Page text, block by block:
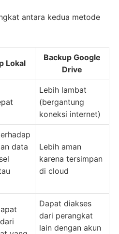
antara kedua metode
Lokal
Backup Google
Drive
Lebih lambat
(bergantung
koneksi internet)
data
Lebih aman
karena tersimpan
di cloud
Dapat diakses
dari perangkat
lain dengan akun